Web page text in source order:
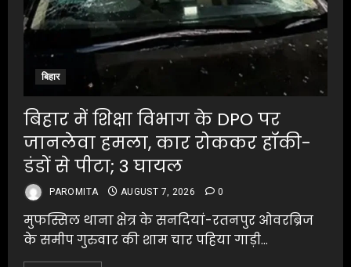
बिहार
बिहार में शिक्षा विभाग के DPO पर
जानलेवा हमला, कार रोककर हॉकी-
डंडों से पीटा; 3 घायल
PAROMITA AUGUST 7, 2026 0
मुफस्सिल थाना क्षेत्र के सनदियां-रतनपुर ओवरब्रिज
के समीप गुरुवार की शाम चार पहिया गाड़ी...